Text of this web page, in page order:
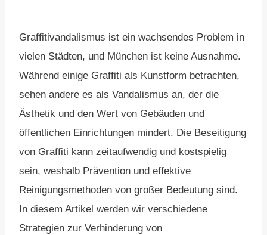
Graffitivandalismus ist ein wachsendes Problem in
vielen Städten, und München ist keine Ausnahme.
Während einige Graffiti als Kunstform betrachten,
sehen andere es als Vandalismus an, der die
Ästhetik und den Wert von Gebäuden und
öffentlichen Einrichtungen mindert. Die Beseitigung
von Graffiti kann zeitaufwendig und kostspielig
sein, weshalb Prävention und effektive
Reinigungsmethoden von großer Bedeutung sind.
In diesem Artikel werden wir verschiedene
Strategien zur Verhinderung von